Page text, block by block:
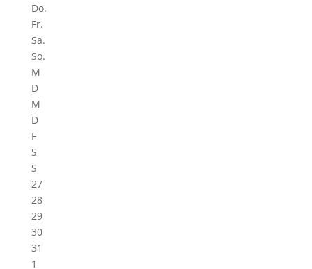
Do.
Fr.
Sa.
So.
M
D
M
D
F
S
S
27
28
29
30
31
1